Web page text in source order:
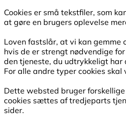
Cookies er små tekstfiler, som
at gøre en brugers oplevelse
Loven fastslår, at vi kan gemme
hvis de er strengt nødvendige
den tjeneste, du udtrykkeligt har
For alle andre typer cookies
Dette websted bruger
cookies sættes af tredjeparts
sider.